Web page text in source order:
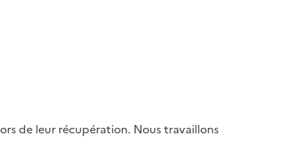
de leur récupération. Nous travaillons